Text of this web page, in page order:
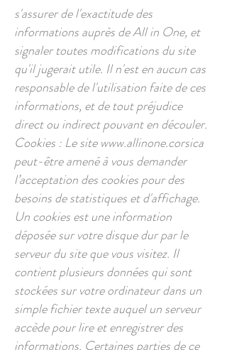
s'assurer de l'exactitude des
informations auprès de All in One, et
signaler toutes modifications du site
qu'il jugerait utile. Il n'est en aucun cas
responsable de l'utilisation faite de ces
informations, et de tout préjudice
direct ou indirect pouvant en découler.
Cookies : Le sitewww.allinone.corsica
peut-être amené à vous demander
l’acceptation des cookies pour des
besoins de statistiques et d'affichage.
Un cookies est une information
déposée sur votre disque dur par le
serveur du site que vous visitez. Il
contient plusieurs données qui sont
stockées sur votre ordinateur dans un
simple fichier texte auquel un serveur
accède pour lire et enregistrer des
informations. Certaines parties de ce